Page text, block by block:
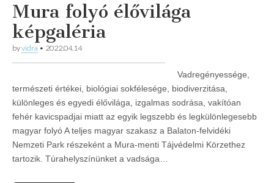
Mura folyó élővilága
képgaléria
byvidra • 2022.04.14
Vadregényessége,
természeti értékei, biológiai sokfélesége, biodiverzitása,
különleges és egyedi élővilága, izgalmas sodrása, vakítóan
fehér kavicspadjai miatt az egyik legszebb és legkülönlegesebb
magyar folyó A teljes magyar szakasz a Balaton-felvidéki
Nemzeti Park részeként a Mura-menti Tájvédelmi Körzethez
tartozik. Túrahelyszínünket a vadsága…